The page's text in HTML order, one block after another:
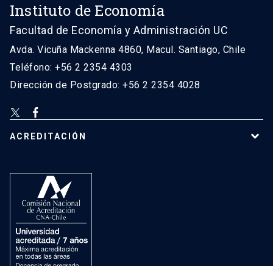
Instituto de Economía
Facultad de Economía y Administración UC
Avda. Vicuña Mackenna 4860, Macul. Santiago, Chile
Teléfono: +56 2 2354 4303
Dirección de Postgrado: +56 2 2354 4028
ACREDITACIÓN